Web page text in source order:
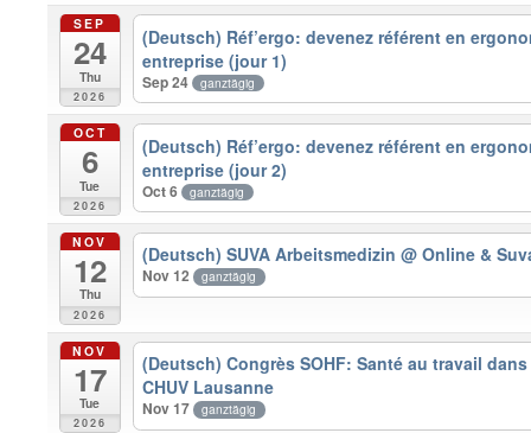
SEP
24
Thu
2026
(Deutsch) Réf’ergo: devenez référent en
entreprise (jour 1)
Sep 24 ganztägig
OCT
6
Tue
2026
(Deutsch) Réf’ergo: devenez référent en
entreprise (jour 2)
Oct 6 ganztägig
NOV
12
Thu
2026
(Deutsch) SUVA Arbeitsmedizin@ Online &
Nov 12 ganztägig
NOV
17
Tue
2026
(Deutsch) Congrès SOHF: Santé au travail
CHUV Lausanne
Nov 17 ganztägig